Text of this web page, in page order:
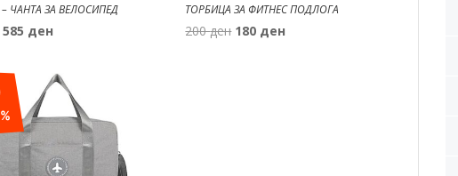
ЧАНТА ЗА ВЕЛОСИПЕД
Original
was:
650 ден.
585 ден
is:
585 ден.
ТОРБИЦА ЗА ФИТНЕС ПОДЛОГА
200ден Original
180 ден
%